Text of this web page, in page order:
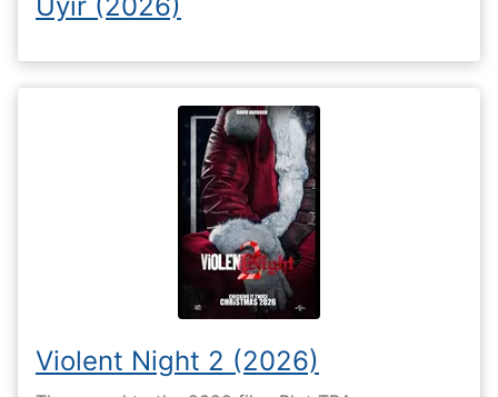
Violent Night 2 (2026)